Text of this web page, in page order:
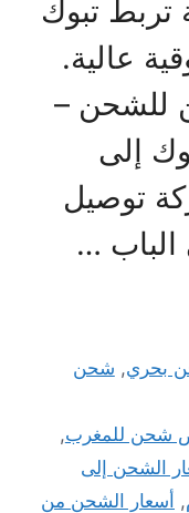
تربط تبوك
عالية.
للشحن –
إلى
توصيل
الباب …
بحري, شحن
شحن للمغرب,
الشحن إلى
, أسعار الشحن من